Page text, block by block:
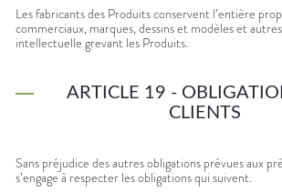
Les fabricants des Produits conservent l’entière
commerciaux, marques, dessins et modèles et
intellectuelle grevant les Produits.
ARTICLE 19 -
CLIENTS
Sans préjudice des autres obligations prévues aux
s’engage à respecter les obligations qui suivent.